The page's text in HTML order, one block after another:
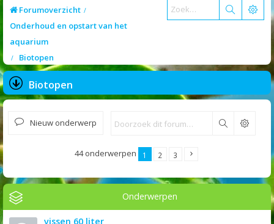
Forumoverzicht
Onderhoud en opstart van het
aquarium
Biotopen
Biotopen
Nieuw onderwerp Zoek
44 onderwerpen 1 2 3
Onderwerpen
vissen 60 liter